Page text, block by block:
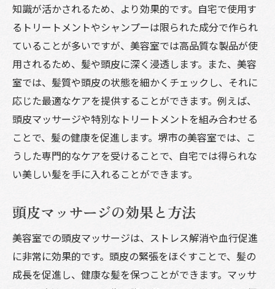
知識が活かされるため、より効果的です。自宅で使用す
るトリートメントやシャンプーは限られた成分で作られ
ていることが多いですが、美容室では高品質な製品が使
用されるため、髪や頭皮に深く浸透します。また、美容
室では、髪質や頭皮の状態を細かくチェックし、それに
応じた最適なケアを提供することができます。例えば、
頭皮マッサージや特別なトリートメントを組み合わせる
ことで、髪の健康を促進します。堺市の美容室では、こ
うした専門的なケアを受けることで、自宅では得られな
い美しい髪を手に入れることができます。
頭皮マッサージの効果と方法
美容室での頭皮マッサージは、ストレス解消や血行促進
に非常に効果的です。頭皮の緊張をほぐすことで、髪の
成長を促進し、健康な髪を保つことができます。マッサ